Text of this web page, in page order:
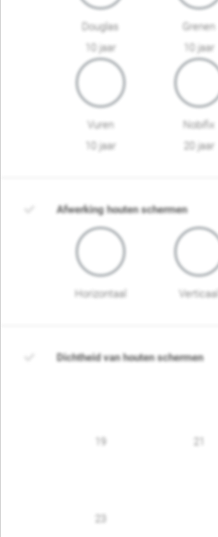
Douglas
10 jaar
Grenen
10 jaar
Vuren
10 jaar
Nobifix
20 jaar
Afwerking houten schermen
Horizontaal Verticaal
Dichtheid van houten schermen
19